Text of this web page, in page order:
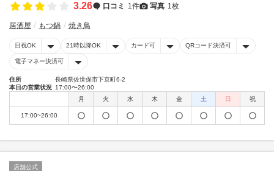
3.26 口コミ 1件 写真 1枚
居酒屋 もつ鍋 焼き鳥
日祝OK 21時以降OK カード可 QRコード決済可
電子マネー決済可
住所
長崎県佐世保市下京町6-2
本日の営業状況 17:00〜26:00
月
火 水 木 金 土 日 祝
17:00~26:00
店舗公式